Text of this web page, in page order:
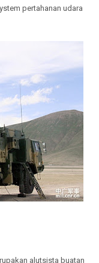
pertahanan udara
alutsista buatan